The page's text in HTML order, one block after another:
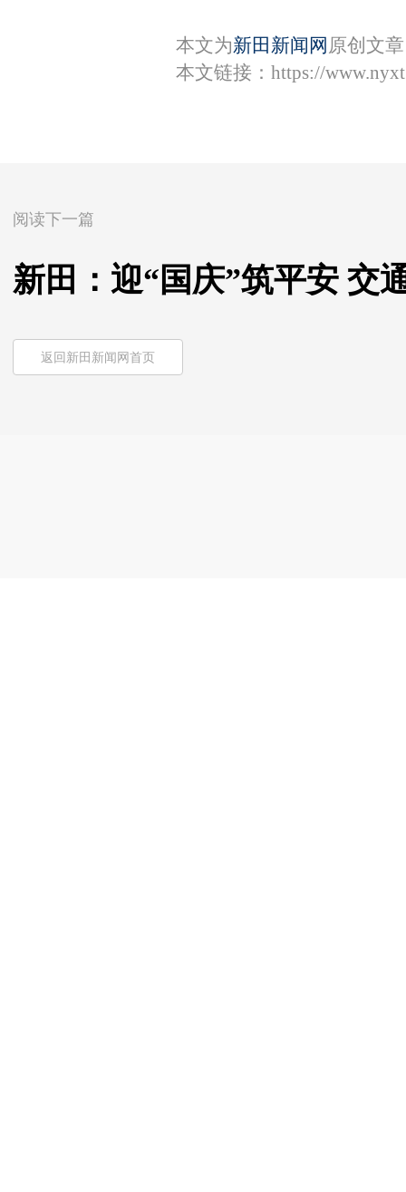
本文为新田新闻网 原创文
本文链接： https://
阅读下一篇
新田：迎“国庆”筑平安 交
返回新田新闻网首页